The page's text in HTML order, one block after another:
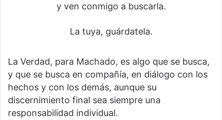
y ven conmigo a buscarla.
La tuya, guárdatela.
La Verdad, para Machado, es algo que se busca,
y que se busca en compañía, en diálogo con los
hechos y con los demás, aunque su
discernimiento final sea siempre una
responsabilidad individual.